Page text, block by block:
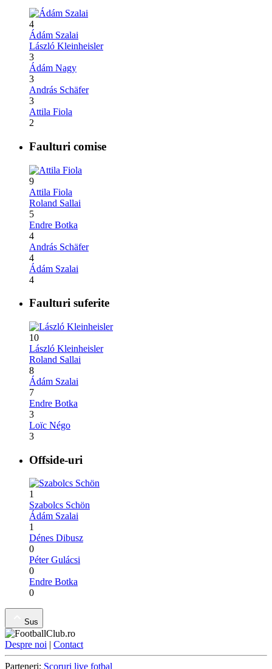
4
Ádám Szalai
László Kleinheisler
3
Ádám Nagy
3
András Schäfer
3
Attila Fiola
2
Faulturi comise
9
Attila Fiola
Roland Sallai
5
Endre Botka
4
András Schäfer
4
Ádám Szalai
4
Faulturi suferite
10
László Kleinheisler
Roland Sallai
8
Ádám Szalai
7
Endre Botka
3
Loïc Négo
3
Offside-uri
1
Szabolcs Schön
Ádám Szalai
1
Dénes Dibusz
0
Péter Gulácsi
0
Endre Botka
0
Sus
Despre noi | Contact
Parteneri: Scoruri live fotbal